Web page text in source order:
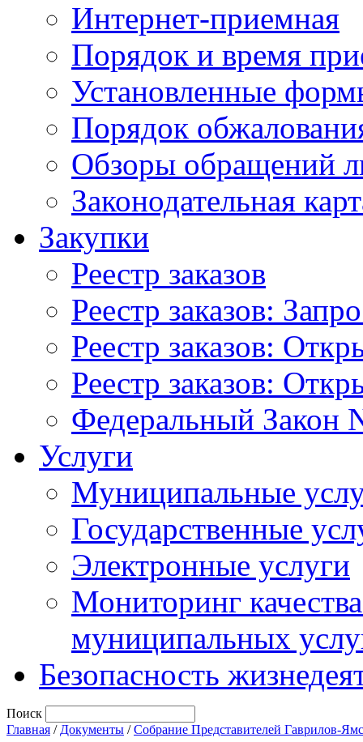
Интернет-приемная
Порядок и время
Установленные
Порядок
Обзоры обращений
Законодательная
Закупки
Реестр заказов
Реестр заказов:
Реестр заказов:
Реестр заказов:
Федеральный Закон
Услуги
Муниципальные
Государственные
Электронные услуги
Мониторинг
муниципальных
Безопасность
Поиск
Главная / Документы /Собрание Представителей Гаврилов-